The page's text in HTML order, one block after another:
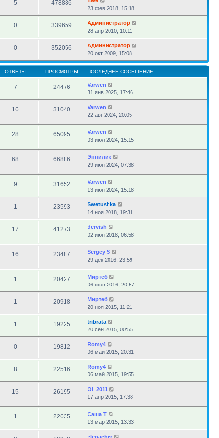
5 478886
23 фев 2018, 15:18
0 339659
Администратор
28 апр 2010, 10:11
0 352056
Администратор
20 окт 2009, 15:08
ОТВЕТЫ ПРОСМОТРЫ ПОСЛЕДНЕЕ СООБЩЕНИЕ
7 24476
Varwen
31 янв 2025, 17:46
16 31040
Varwen
22 авг 2024, 20:05
28 65095
Varwen
03 июл 2024, 15:15
68 66886
Эннилик
29 июн 2024, 07:38
9 31652
Varwen
13 июн 2024, 15:18
1 23593
Swetushka
14 ноя 2018, 19:31
17 41273
dervish
02 июн 2018, 06:58
16 23487
Sergey S
29 дек 2016, 23:59
1 20427
Миртеб
06 фев 2016, 20:57
1 20918
Миртеб
20 ноя 2015, 11:21
1 19225
tribrata
20 сен 2015, 00:55
0 19812
Romy4
06 май 2015, 20:31
8 22516
Romy4
06 май 2015, 19:55
15 26195
Ol_2011
17 апр 2015, 17:38
1 22635
Саша Т
13 мар 2015, 13:33
elenacher